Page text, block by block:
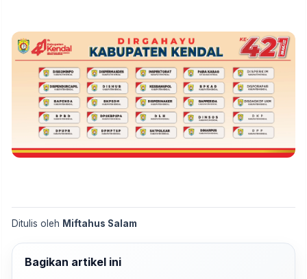
Ditulis oleh Miftahus Salam
Bagikan artikel ini